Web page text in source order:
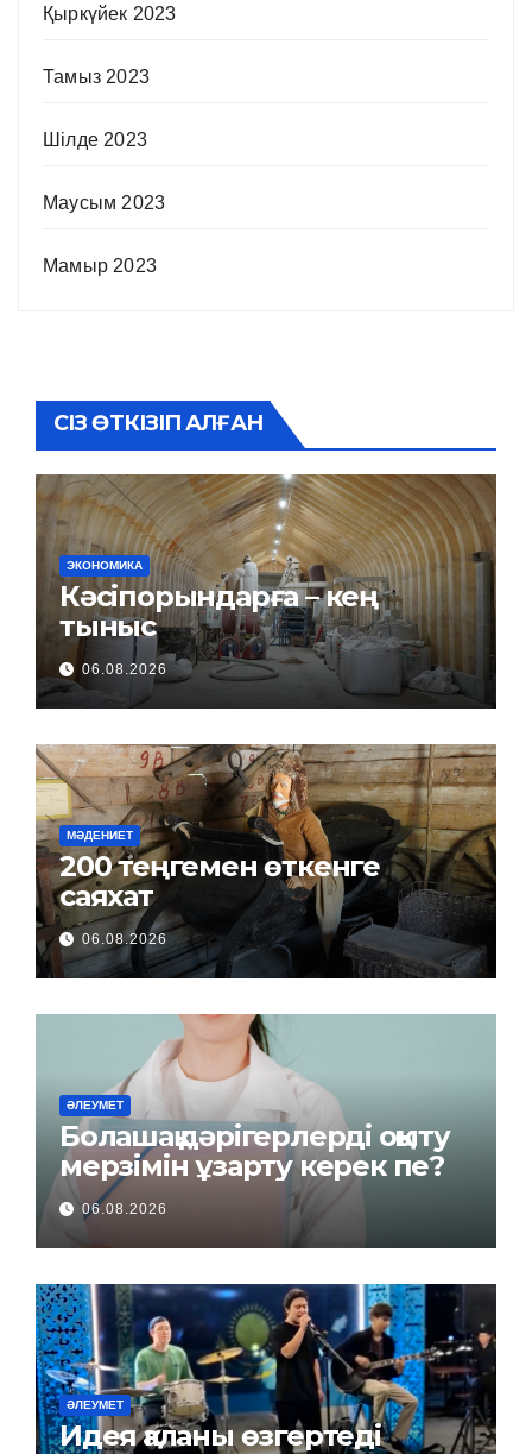
Қыркүйек 2023
Тамыз 2023
Шілде 2023
Маусым 2023
Мамыр 2023
СІЗ ӨТКІЗІП АЛҒАН
ЭКОНОМИКА
Кәсіпорындарға – кең
тыныс
06.08.2026
МӘДЕНИЕТ
200 теңгемен өткенге
саяхат
06.08.2026
ӘЛЕУМЕТ
Болашақ дәрігерлерді оқыту
мерзімін ұзарту керек пе?
06.08.2026
ӘЛЕУМЕТ
Идея қаланы өзгертеді